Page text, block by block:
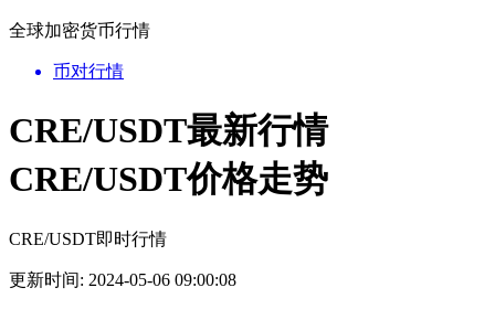
全球加密货币行情
币对行情
CRE/USDT最新行情
CRE/USDT价格走势
CRE/USDT即时行情
更新时间: 2024-05-06 09:00:08